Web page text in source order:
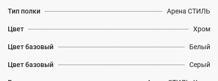
Тип полки Арена СТИЛЬ
Цвет Хром
Цвет базовый Белый
Цвет базовый Серый